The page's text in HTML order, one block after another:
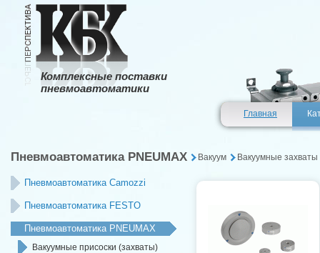
Комплексные поставки
пневмоавтоматики
Главная
Пневмоавтоматика PNEUMAX Вакуум Вакуумные
Пневмоавтоматика Camozzi
Пневмоавтоматика FESTO
Пневмоавтоматика PNEUMAX
Вакуумные присоски (захваты)